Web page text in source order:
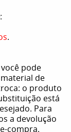
:
.
pode
de
o produto
está
Para
a devolução
compra.